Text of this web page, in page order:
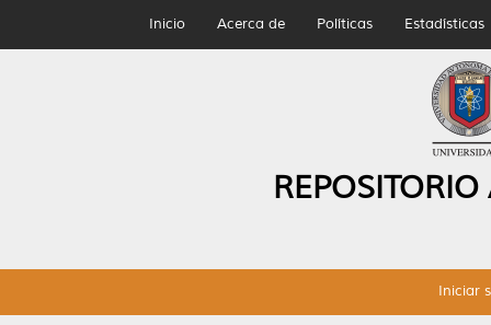
Inicio Acerca de Políticas Estadísticas
Iniciar